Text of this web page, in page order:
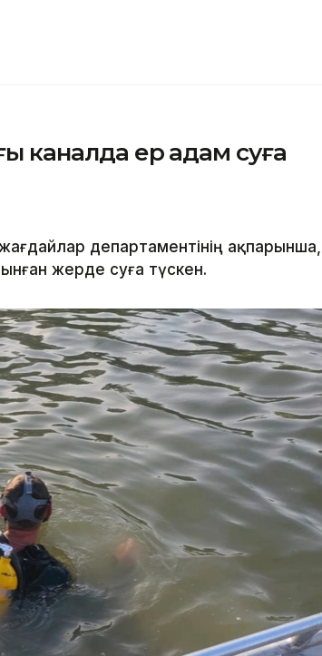
каналда ер адам суға
департаментінің ақпарынша,
жерде суға түскен.